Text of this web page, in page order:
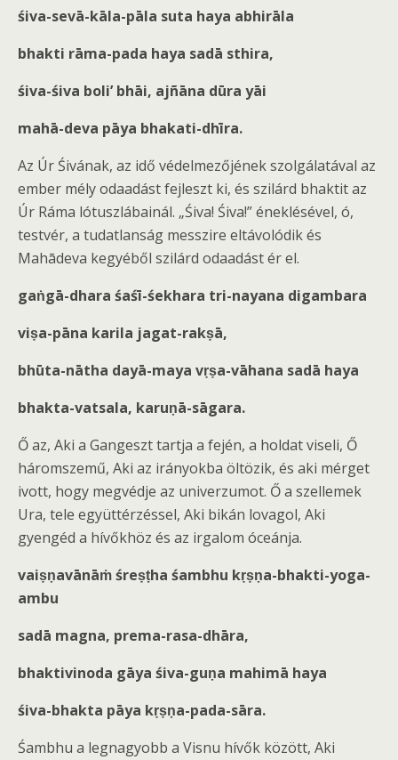
śiva-sevā-kāla-pāla suta haya abhirāla
bhakti rāma-pada haya sadā sthira,
śiva-śiva boli’ bhāi, ajñāna dūra yāi
mahā-deva pāya bhakati-dhīra.
Az Úr Śivának, az idő védelmezőjének szolgálatával az
ember mély odaadást fejleszt ki, és szilárd bhaktit az
Úr Ráma lótuszlábainál. „Śiva! Śiva!” éneklésével, ó,
testvér, a tudatlanság messzire eltávolódik és
Mahādeva kegyéből szilárd odaadást ér el.
gaṅgā-dhara śaśī-śekhara tri-nayana digambara
viṣa-pāna karila jagat-rakṣā,
bhūta-nātha dayā-maya vṛṣa-vāhana sadā haya
bhakta-vatsala, karuṇā-sāgara.
Ő az, Aki a Gangeszt tartja a fején, a holdat viseli, Ő
háromszemű, Aki az irányokba öltözik, és aki mérget
ivott, hogy megvédje az univerzumot. Ő a szellemek
Ura, tele együttérzéssel, Aki bikán lovagol, Aki
gyengéd a hívőkhöz és az irgalom óceánja.
vaiṣṇavānāṁ śreṣṭha śambhu kṛṣṇa-bhakti-yoga-
ambu
sadā magna, prema-rasa-dhāra,
bhaktivinoda gāya śiva-guṇa mahimā haya
śiva-bhakta pāya kṛṣṇa-pada-sāra.
Śambhu a legnagyobb a Visnu hívők között, Aki